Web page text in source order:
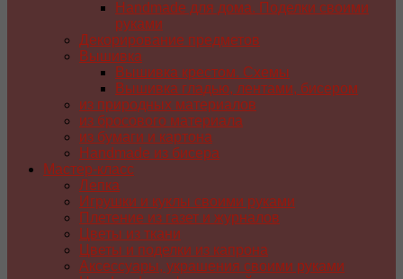
Handmade для дома. Поделки своими
руками
Декорирование предметов
Вышивка
Вышивка крестом. Схемы
Вышивка гладью, лентами, бисером
из природных материалов
из бросового материала
из бумаги и картона
Handmade из бисера
Мастер-класс
Лепка
Игрушки и куклы своими руками
Плетение из газет и журналов
Цветы из ткани
Цветы и поделки из капрона
Аксессуары, украшения своими руками